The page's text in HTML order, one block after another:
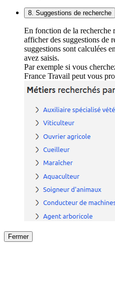
8. Suggestions de recherche
En fonction de la recherche
afficher des suggestions de
suggestions sont calculées
avez saisis.
Par exemple si vous
France Travail peut vous
Fermer